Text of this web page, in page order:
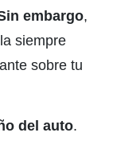
embargo,
siempre
sobre tu
del auto.